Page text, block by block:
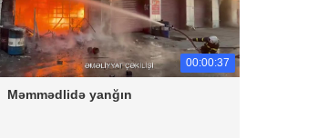
00:00:37
Məmmədlidə yanğın